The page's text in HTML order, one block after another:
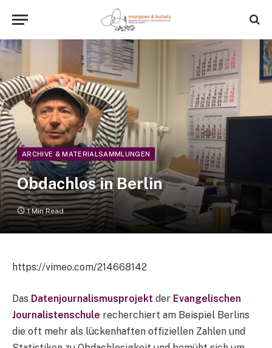
ARCHIVE & MATERIALSAMMLUNGEN
Obdachlos in Berlin
1 Min Read
https://vimeo.com/214668142
Das Datenjournalismusprojekt der Evangelischen
Journalistenschule recherchiert am Beispiel Berlins
die oft mehr als lückenhaften offiziellen Zahlen und